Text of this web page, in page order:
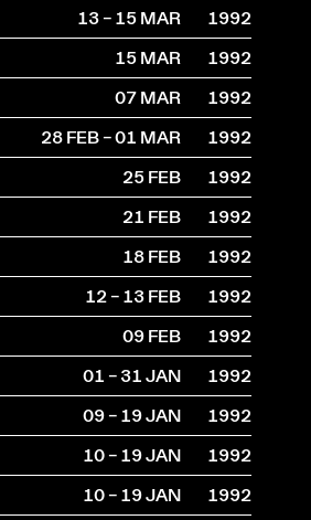
13 – 15 MAR
1992
15 MAR
1992
07 MAR
1992
28 FEB – 01 MAR
1992
25 FEB
1992
21 FEB
1992
18 FEB
1992
12 – 13 FEB
1992
09 FEB
1992
01 – 31 JAN
1992
09 – 19 JAN
1992
10 – 19 JAN
1992
10 – 19 JAN
1992